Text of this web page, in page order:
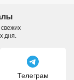
дня.
Телеграм